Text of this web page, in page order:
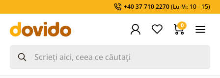
+40 37 710 2270(Lu-Vi: 10 - 15)
0